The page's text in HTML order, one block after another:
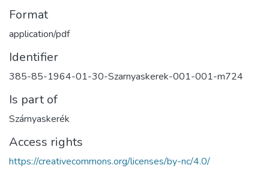
Format
application/pdf
Identifier
385-85-1964-01-30-Szarnyaskerek-001-001-m724
Is part of
Szárnyaskerék
Access rights
https://creativecommons.org/licenses/by-nc/4.0/